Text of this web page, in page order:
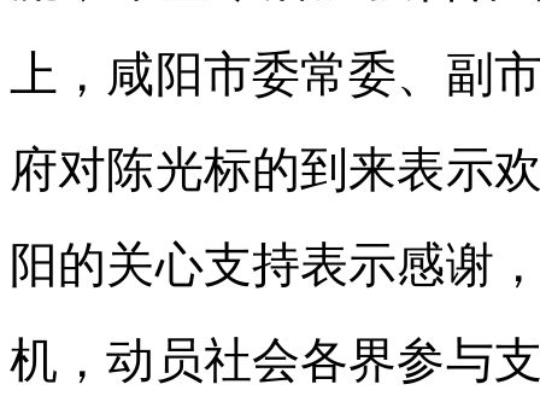
上，咸阳市委常委、副
府对陈光标的到来表示
阳的关心支持表示感谢
机，动员社会各界参与